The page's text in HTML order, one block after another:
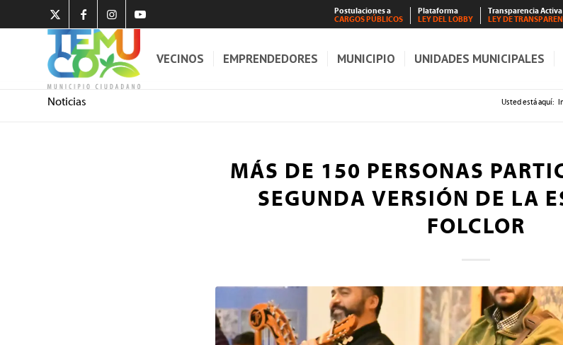
Postulaciones a
CARGOS PÚBLICOS
Plataforma
LEY DEL LOBBY
Transparencia Activa
LEY DE
VECINOS EMPRENDEDORES MUNICIPIO UNIDADES MUNICIPALES
Noticias Usted está aquí:
MÁS DE 150 PERSONAS
SEGUNDA VERSIÓN DE LA
FOLCLOR